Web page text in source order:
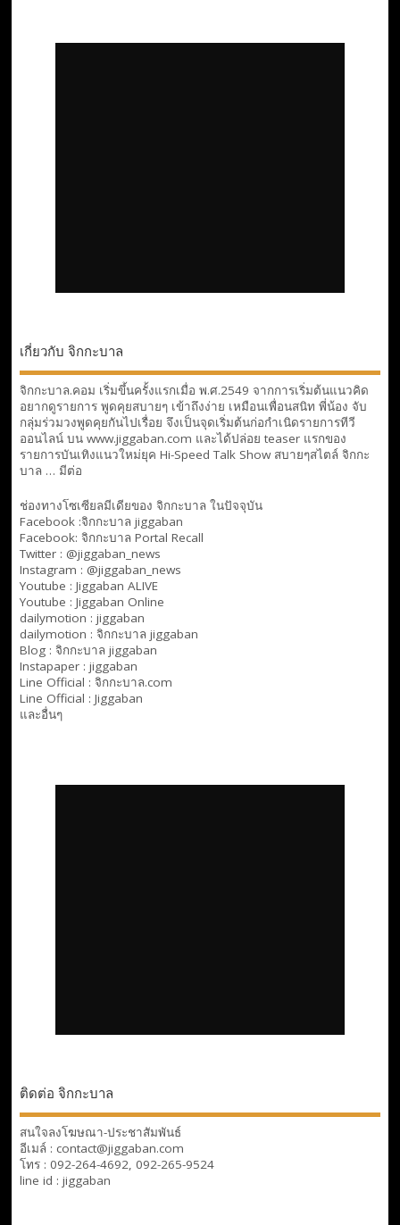
เกี่ยวกับ จิกกะบาล
จิกกะบาล.คอม เริ่มขึ้นครั้งแรกเมื่อ พ.ศ.2549 จากการเริ่มต้นแนวคิด
อยากดูรายการ พูดคุยสบายๆ เข้าถึงง่าย เหมือนเพื่อนสนิท พี่น้อง จับ
กลุ่มร่วมวงพูดคุยกันไปเรื่อย จึงเป็นจุดเริ่มต้นก่อกำเนิดรายการทีวี
ออนไลน์ บน www.jiggaban.com และได้ปล่อย teaser แรกของ
รายการบันเทิงแนวใหม่ยุค Hi-Speed Talk Show สบายๆสไตล์ จิกกะ
บาล … มีต่อ
ช่องทางโซเซียลมีเดียของ จิกกะบาล ในปัจจุบัน
Facebook :จิกกะบาล jiggaban
Facebook: จิกกะบาล Portal Recall
Twitter : @jiggaban_news
Instagram : @jiggaban_news
Youtube : Jiggaban ALIVE
Youtube : Jiggaban Online
dailymotion : jiggaban
dailymotion : จิกกะบาล jiggaban
Blog : จิกกะบาล jiggaban
Instapaper : jiggaban
Line Official : จิกกะบาล.com
Line Official : Jiggaban
และอื่นๆ
ติดต่อ จิกกะบาล
สนใจลงโฆษณา-ประชาสัมพันธ์
อีเมล์ : contact@jiggaban.com
โทร : 092-264-4692, 092-265-9524
line id : jiggaban